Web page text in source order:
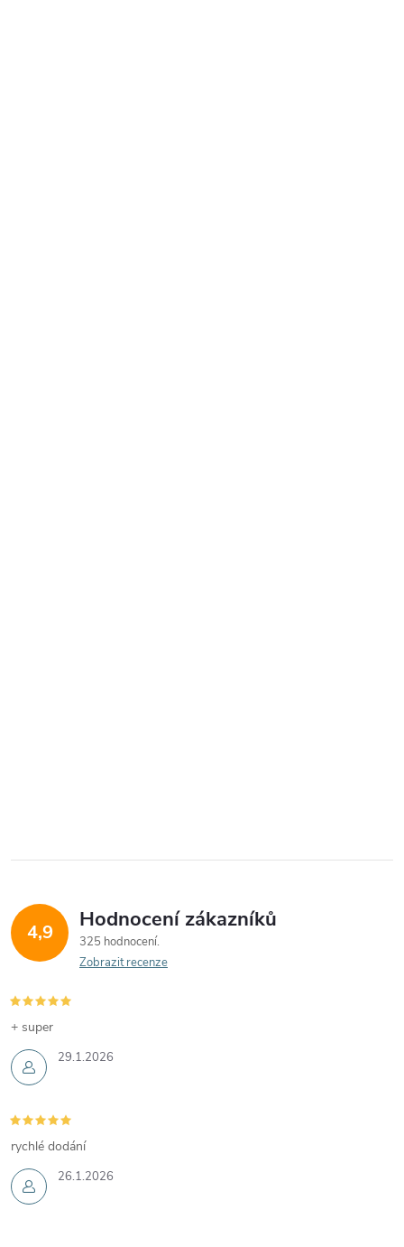
4,9 Hodnocení zákazníků
325 hodnocení
Zobrazit recenze
29.1.2026
+ super
26.1.2026
rychlé dodání